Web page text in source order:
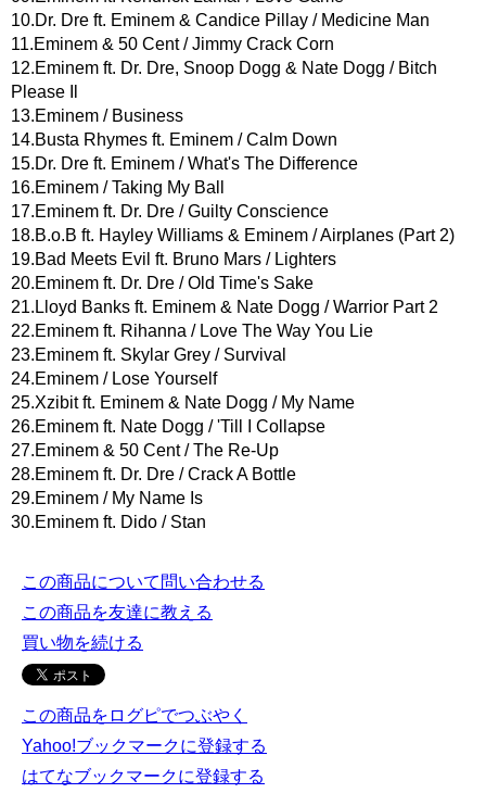
10.Dr. Dre ft. Eminem & Candice Pillay / Medicine Man
11.Eminem & 50 Cent / Jimmy Crack Corn
12.Eminem ft. Dr. Dre, Snoop Dogg & Nate Dogg / Bitch
Please Il
13.Eminem / Business
14.Busta Rhymes ft. Eminem / Calm Down
15.Dr. Dre ft. Eminem / What's The Difference
16.Eminem / Taking My Ball
17.Eminem ft. Dr. Dre / Guilty Conscience
18.B.o.B ft. Hayley Williams & Eminem / Airplanes (Part 2)
19.Bad Meets Evil ft. Bruno Mars / Lighters
20.Eminem ft. Dr. Dre / Old Time's Sake
21.Lloyd Banks ft. Eminem & Nate Dogg / Warrior Part 2
22.Eminem ft. Rihanna / Love The Way You Lie
23.Eminem ft. Skylar Grey / Survival
24.Eminem / Lose Yourself
25.Xzibit ft. Eminem & Nate Dogg / My Name
26.Eminem ft. Nate Dogg / 'Till I Collapse
27.Eminem & 50 Cent / The Re-Up
28.Eminem ft. Dr. Dre / Crack A Bottle
29.Eminem / My Name Is
30.Eminem ft. Dido / Stan
この商品について問い合わせる
この商品を友達に教える
買い物を続ける
この商品をログピでつぶやく
Yahoo!ブックマークに登録する
はてなブックマークに登録する